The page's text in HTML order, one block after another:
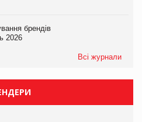
брендів
2026
Всі журнали